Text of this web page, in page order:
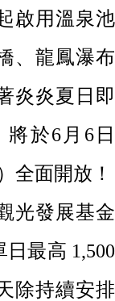
啟用溫泉池
、龍鳳瀑布
炎炎夏日即
將於6月 6日
全面開放！
發展基金
日最高 1,500
除持續安排